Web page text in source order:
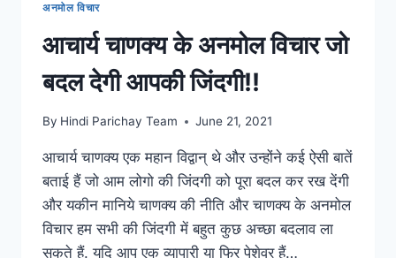
अनमोल विचार
आचार्य चाणक्य के अनमोल विचार जो
बदल देगी आपकी जिंदगी!!
By Hindi Parichay Team June 21, 2021
आचार्य चाणक्य एक महान विद्वान् थे और उन्होंने कई ऐसी बातें
बताई हैं जो आम लोगो की जिंदगी को पूरा बदल कर रख देंगी
और यकीन मानिये चाणक्य की नीति और चाणक्य के अनमोल
विचार हम सभी की जिंदगी में बहुत कुछ अच्छा बदलाव ला
सकते हैं. यदि आप एक व्यापारी या फिर पेशेवर हैं…